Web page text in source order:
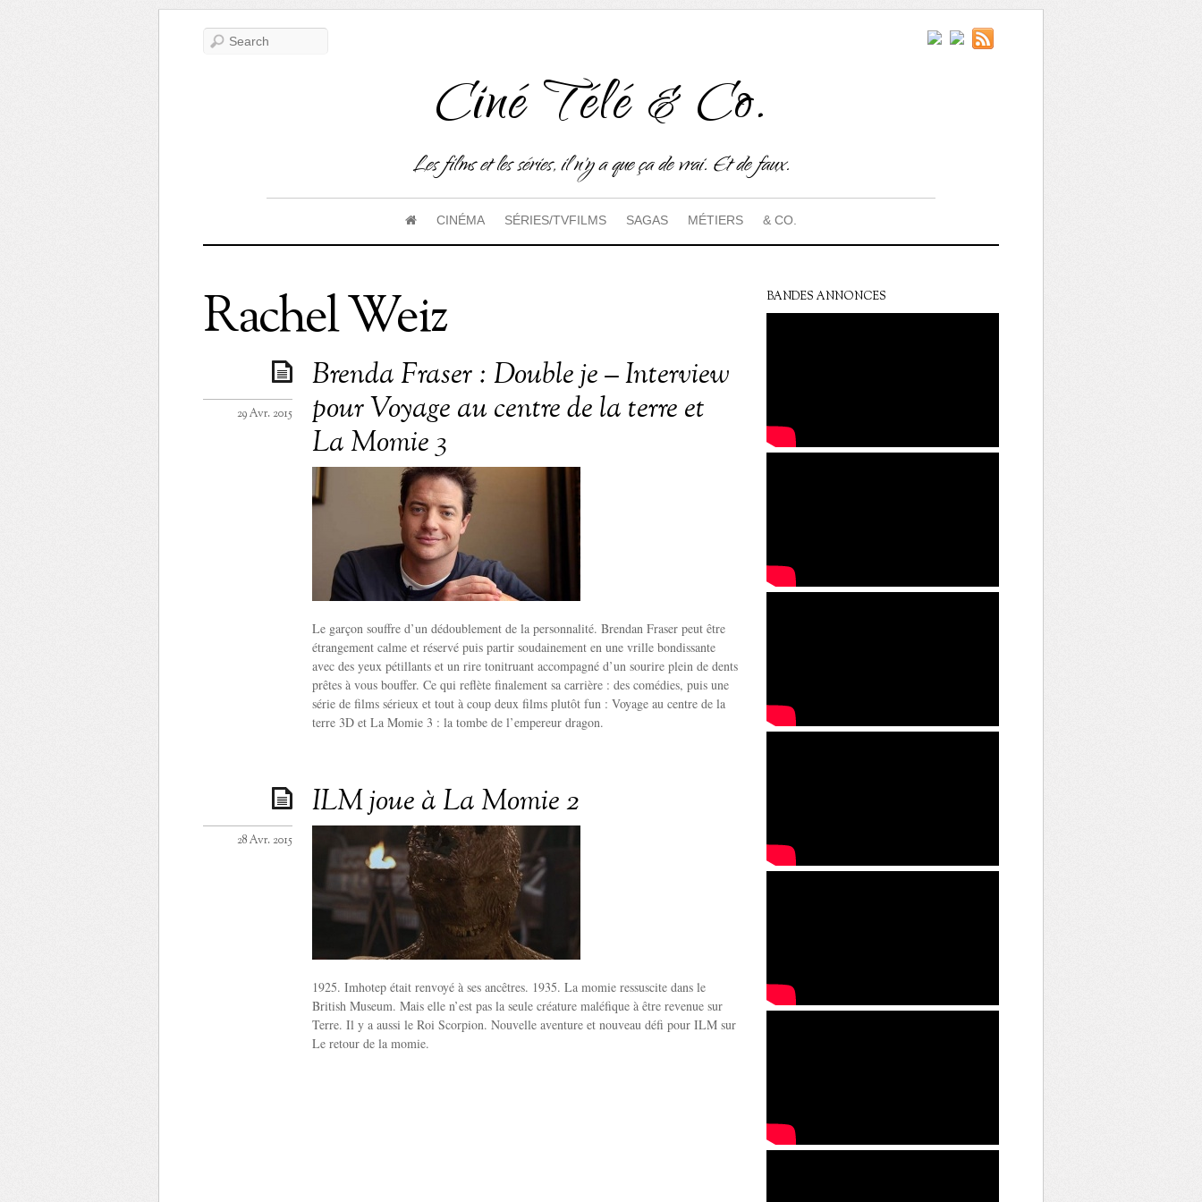
Ciné Télé & Co.
Les films et les séries, il n'y a que ça de vrai. Et de faux.
CINÉMA SÉRIES/TVFILMS SAGAS MÉTIERS & CO.
Rachel Weiz
Brenda Fraser : Double je – Interview
pour Voyage au centre de la terre et
La Momie 3
29 Avr. 2015
Le garçon souffre d’un dédoublement de la personnalité. Brendan Fraser peut être
étrangement calme et réservé puis partir soudainement en une vrille bondissante
avec des yeux pétillants et un rire tonitruant accompagné d’un sourire plein de dents
prêtes à vous bouffer. Ce qui reflète finalement sa carrière : des comédies, puis une
série de films sérieux et tout à coup deux films plutôt fun : Voyage au centre de la
terre 3D et La Momie 3 : la tombe de l’empereur dragon.
ILM joue à La Momie 2
28 Avr. 2015
1925. Imhotep était renvoyé à ses ancêtres. 1935. La momie ressuscite dans le
British Museum. Mais elle n’est pas la seule créature maléfique à être revenue sur
Terre. Il y a aussi le Roi Scorpion. Nouvelle aventure et nouveau défi pour ILM sur
Le retour de la momie.
BANDES ANNONCES